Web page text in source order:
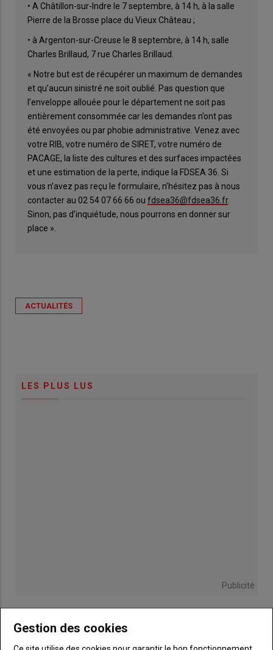
• A Châtillon-sur-Indre le 7 septembre, à 14 h, à la salle
Pierre de la Brosse place du Vieux Château ;
• à Argenton-sur-Creuse le 8 septembre, à 14 h, salle
Charles Brillaud, 7 rue Charles Brillaud.
« Notre but est de récupérer un maximum de demandes
et qu’aucun sinistré ne soit oublié. Pas question que
l’enveloppe allouée pour le département ne soit pas
entièrement consommée car les demandes n’ont pas
été envoyées ou par phobie administrative. Venez avec
votre RIB, votre numéro de SIRET, votre numéro de
PACAGE, la liste des cultures et des surfaces impactées
et une estimation de la perte, indique la FDSEA 36. Si
vous n’avez pas reçu le formulaire, n’hésitez pas à nous
contacter au 02 54 07 66 66 ou fdsea36@fdsea36.fr.
Sinon, pas d’inquiétude, nous pourrons en donner sur
place ».
ACTUALITÉS
LES PLUS LUS
Publicité
Gestion des cookies